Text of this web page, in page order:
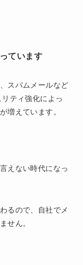
ています
スパムメールなど
ティ強化によっ
増えています。
えない時代になっ
るので、自社でメ
せん。